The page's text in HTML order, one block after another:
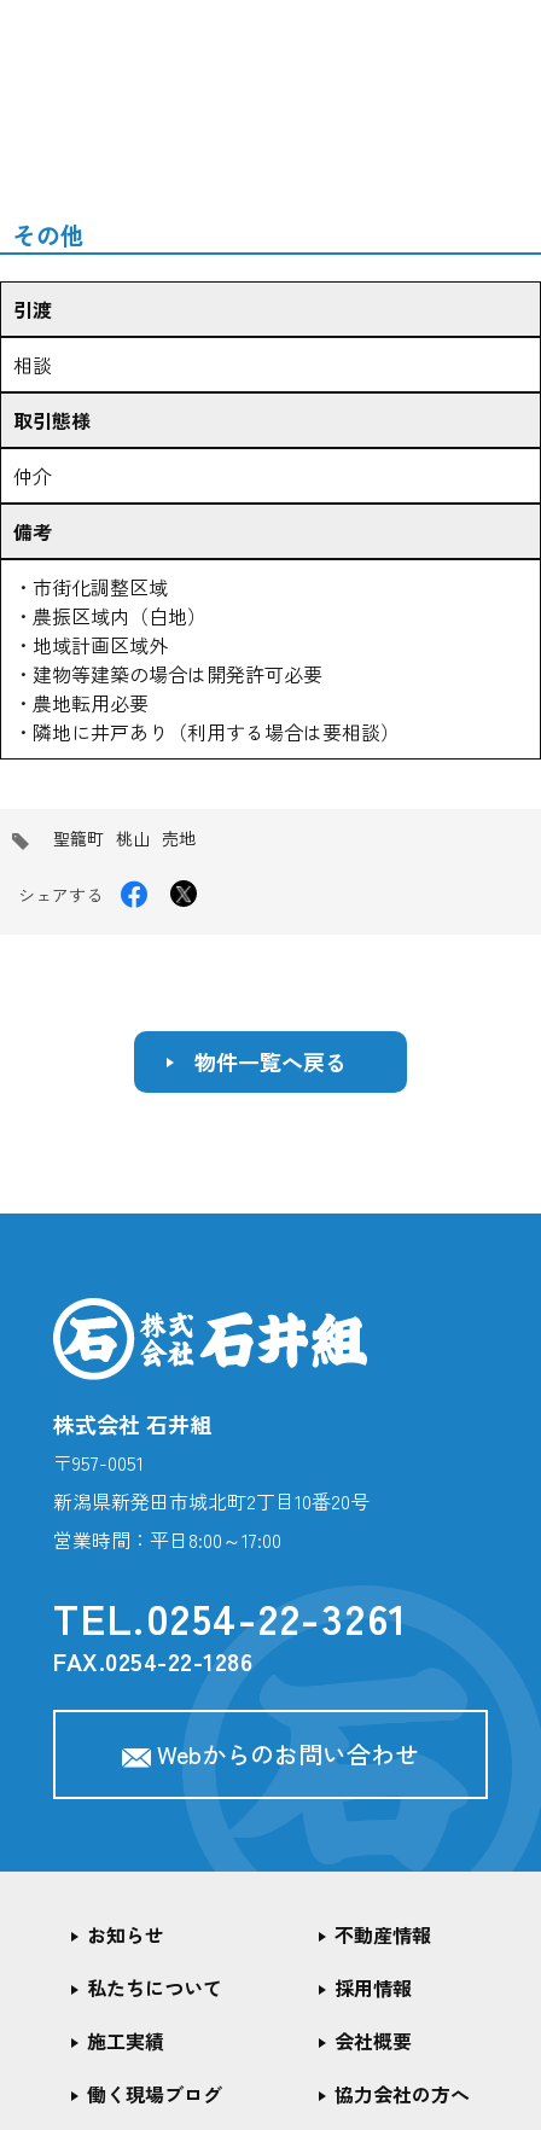
その他
引渡
相談
取引態様
仲介
備考
・市街化調整区域
・農振区域内（白地）
・地域計画区域外
・建物等建築の場合は開発許可必要
・農地転用必要
・隣地に井戸あり（利用する場合は要相談）
タ
聖籠町 桃山 売地
シェアする
Facebook
で
X
す
る
物件一覧へ戻る
株式会社 石井組
〒957-0051
新潟県新発田市城北町2丁目10番20号
営業時間：平日8:00～17:00
TEL.0254-22-3261
FAX.0254-22-1286
Webからのお問い合わせ
お知らせ
私たちについて
施工実績
働く現場ブログ
不動産情報
採用情報
会社概要
協力会社の方へ